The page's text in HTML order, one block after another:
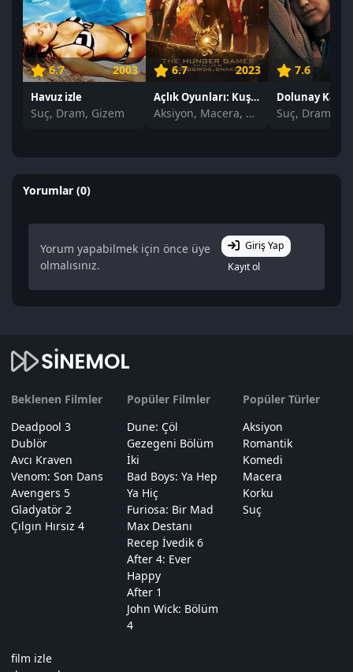
6.7 2003
Havuz izle
Suç, Dram, Gizem
6.7 2023
Açlık Oyunları: Kuşların ve Yılanların Şarkısı izle
Aksiyon, Macera, Dram
7.6
Dolunay
Suç, Dram,
Yorumlar (0)
Yorum yapabilmek için önce üye
olmalısınız.
Giriş Yap
Kayıt ol
Beklenen Filmler
Deadpool 3
Dublör
Avcı Kraven
Venom: Son Dans
Avengers 5
Gladyatör 2
Çılgın Hırsız 4
Popüler Filmler
Dune: Çöl
Gezegeni Bölüm
İki
Bad Boys: Ya Hep
Ya Hiç
Furiosa: Bir Mad
Max Destanı
Recep İvedik 6
After 4: Ever
Happy
After 1
John Wick: Bölüm
4
Popüler Türler
Aksiyon
Romantik
Komedi
Macera
Korku
Suç
film izle